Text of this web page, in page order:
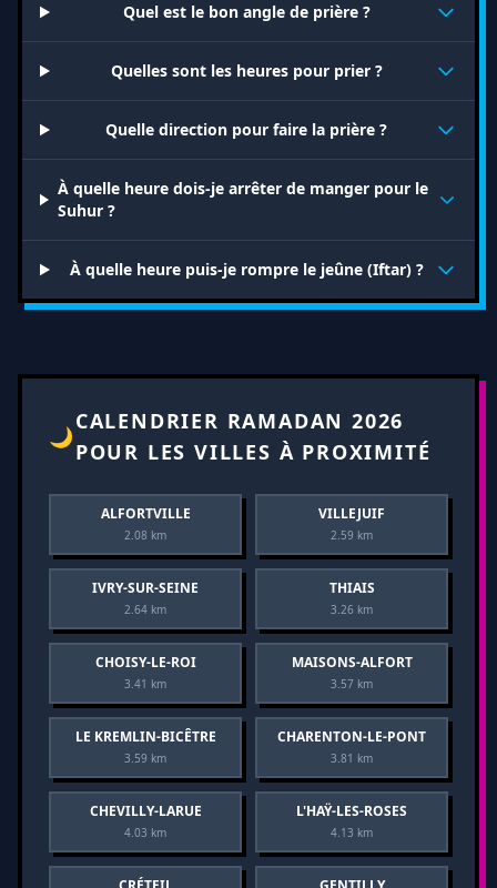
Quel est le bon angle de prière ?
Quelles sont les heures pour prier ?
Quelle direction pour faire la prière ?
À quelle heure dois-je arrêter de manger pour le
Suhur ?
À quelle heure puis-je rompre le jeûne (Iftar) ?
🌙
CALENDRIER RAMADAN 2026
POUR LES VILLES À PROXIMITÉ
ALFORTVILLE
2.08 km
VILLEJUIF
2.59 km
IVRY-SUR-SEINE
2.64 km
THIAIS
3.26 km
CHOISY-LE-ROI
3.41 km
MAISONS-ALFORT
3.57 km
LE KREMLIN-BICÊTRE
3.59 km
CHARENTON-LE-PONT
3.81 km
CHEVILLY-LARUE
4.03 km
L'HAŸ-LES-ROSES
4.13 km